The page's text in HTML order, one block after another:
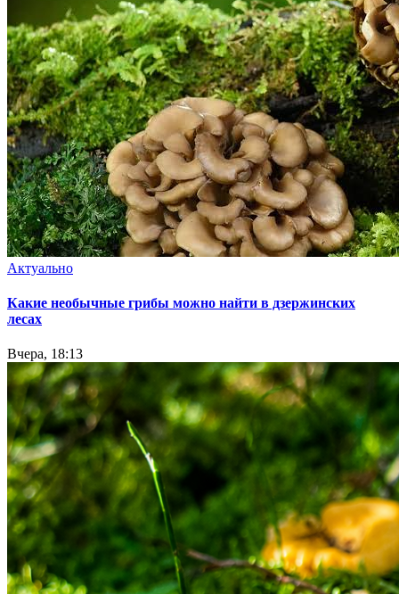
Актуально
Какие необычные грибы можно найти в дзержинских
лесах
Вчера, 18:13